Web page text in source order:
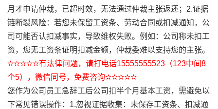
月才申请仲裁，已超时效，无法通过仲裁主张返还；2.证据
链断裂风险：若您未保留工资条、劳动合同或扣减通知，公
司可能否认扣减事实，导致维权失败。例如：公司称未扣工
资，您无工资条证明扣减金额，仲裁委难以支持您的主张。
✫✫✫✫✫有法律问题，请打电话15555555523（123中间8
个5），微信同号，免费咨询✫✫✫✫✫
您作为公司员工急辞工后公司扣半个月基本工资，需避免以
下常见错误操作：1.忽视证据收集：未保存工资条、扣减通